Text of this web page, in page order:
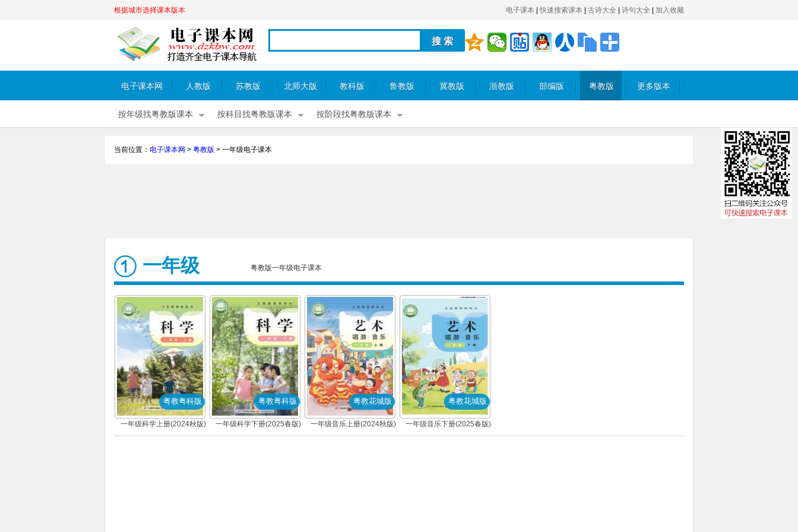
根据城市选择课本版本 电子课本 快速搜索课本 古诗大全 诗句大全 加入收藏
电子课本网 人教版 苏教版 北师大版 教科版 鲁教版 冀教版 浙教版 部编版 粤教版 更多版本
按年级找粤教版课本 按科目找粤教版课本 按阶段找粤教版课本
当前位置： 电子课本网 > 粤教版 > 一年级电子课本
一年级 粤教版一年级电子课本
粤教粤科版
一年级科学上册(2024秋版)
(粤教粤科版)
粤教粤科版
一年级科学下册(2025春版)
(粤教粤科版)
粤教花城版
一年级音乐上册(2024秋版)
(粤教花城版)
粤教花城版
一年级音乐下册(2025春版)
(粤教花城版)